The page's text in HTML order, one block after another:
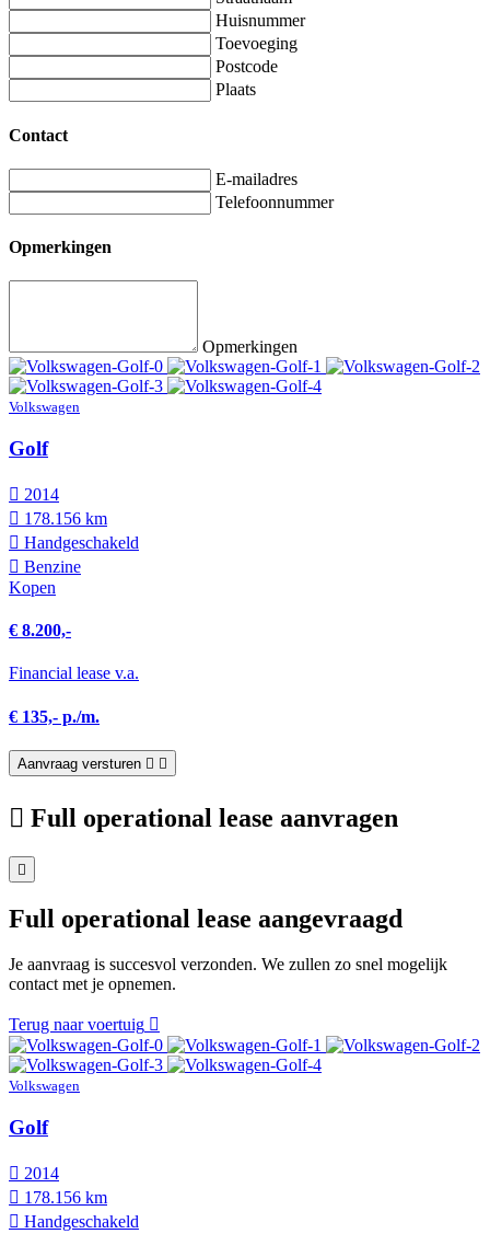
Huisnummer
Toevoeging
Postcode
Plaats
Contact
E-mailadres
Telefoonnummer
Opmerkingen
Opmerkingen
Volkswagen
Golf
2014
178.156 km
Hand­geschakeld
Benzine
Kopen
€ 8.200,-
Financial lease v.a.
€ 135,- p./m.
Aanvraag versturen
Full operational lease aanvragen
Full operational lease aangevraagd
Je aanvraag is succesvol verzonden. We zullen zo snel mogelijk
contact met je opnemen.
Terug naar voertuig
Volkswagen
Golf
2014
178.156 km
Hand­geschakeld